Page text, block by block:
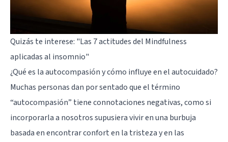
Quizás te interese: "Las 7 actitudes del Mindfulness
aplicadas al insomnio"
¿Qué es la autocompasión y cómo influye en el autocuidado?
Muchas personas dan por sentado que el término
“autocompasión” tiene connotaciones negativas, como si
incorporarla a nosotros supusiera vivir en una burbuja
basada en encontrar confort en la tristeza y en las